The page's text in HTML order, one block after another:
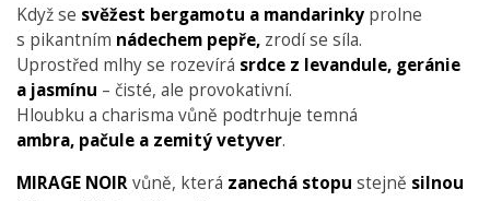
Když se svěžest bergamotu a mandarinky prolne
s pikantním nádechem pepře, zrodí se síla.
Uprostřed mlhy se rozevírá srdce z levandule, geránie
a jasmínu – čisté, ale provokativní.
Hloubku a charisma vůně podtrhuje temná
ambra, pačule a zemitý vetyver.
MIRAGE NOIRvůně, která zanechá stopu stejně silnou